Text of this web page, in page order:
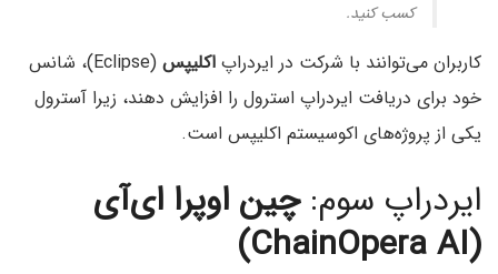
کسب کنید.
کاربران می‌توانند با شرکت در ایردراپ اکلیپس
(Eclipse)، شانس
خود برای دریافت ایردراپ استرول را افزایش دهند، زیرا آسترول
یکی از پروژه‌های اکوسیستم اکلیپس است.
ایردراپ سوم:چین ‌اوپرا ای‌آی
(ChainOpera AI)